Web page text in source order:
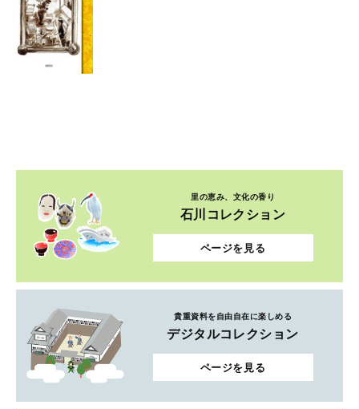
里の恵み、文化の香り
石川コレクション
ページを見る
貴重資料を自由自在に楽しめる
デジタルコレクション
ページを見る